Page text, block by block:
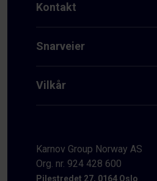
Kontakt
Snarveier
Vilkår
Karnov Group Norway AS
Org. nr. 924 428 600
Pilestredet 27, 0164 Oslo